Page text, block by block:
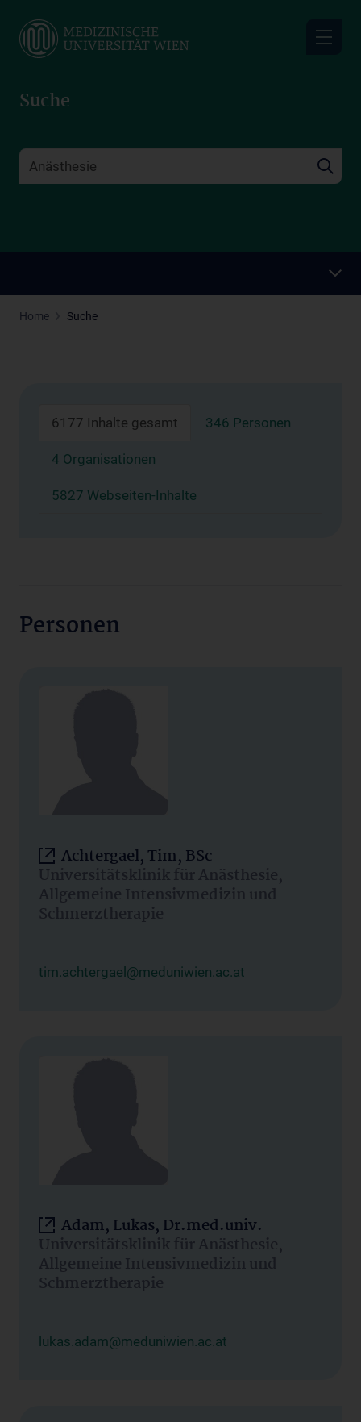
main
Suche
Home Suche
6177 Inhalte gesamt 346 Personen
4 Organisationen
5827 Webseiten-Inhalte
Personen
Achtergael, Tim, BSc
Universitätsklinik für Anästhesie,
Allgemeine Intensivmedizin und
Schmerztherapie
tim.achtergael@meduniwien.ac.at
Adam, Lukas, Dr.med.univ.
Universitätsklinik für Anästhesie,
Allgemeine Intensivmedizin und
Schmerztherapie
lukas.adam@meduniwien.ac.at